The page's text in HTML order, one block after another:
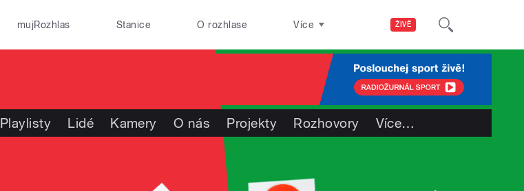
ŽIVĚ
mujRozhlas Stanice O rozhlase Více
Playlisty Lidé Kamery O nás Projekty Rozhovory Více…